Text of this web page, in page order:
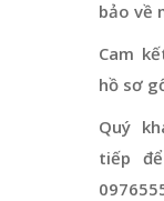
bảo về
Cam
hồ sơ
Quý
tiếp